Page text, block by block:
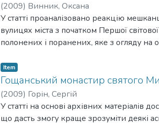
(2009) Винник, Оксана
У статті проаналізовано реакцію
вулицях міста з початком Першої
полонених і поранених, яке з огляду на
Item
Гощанський монастир святого
(2009) Горін, Сергій
У статті на основі архівних матеріалів
що дасть змогу краще зрозуміти деякі